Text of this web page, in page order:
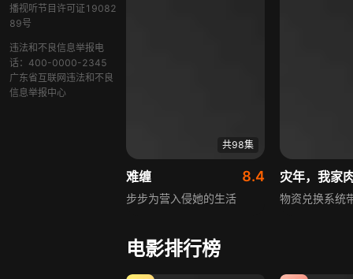
播视听节目许可证19082
89号
违法和不良信息举报电
话：400-0000-2345
广东省互联网违法和不良
信息举报中心
共98集
难缠 8.4
步步为营入侵她的生活
灾年，我家
物资兑换系统
电影排行榜